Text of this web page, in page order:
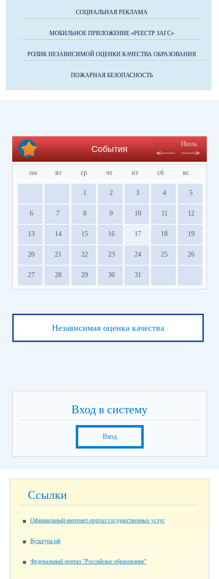
СОЦИАЛЬНАЯ РЕКЛАМА
МОБИЛЬНОЕ ПРИЛОЖЕНИЕ «РЕЕСТР ЗАГС»
РОЛИК НЕЗАВИСИМОЙ ОЦЕНКИ КАЧЕСТВА ОБРАЗОВАНИЯ
ПОЖАРНАЯ БЕЗОПАСНОСТЬ
События
Июль
пн вт ср чт пт сб вс
1 2 3 4 5
6 7 8 9 10 11 12
13 14 15 16 17 18 19
20 21 22 23 24 25 26
27 28 29 30 31
Независимая оценка качества
Вход в систему
Вход
Ссылки
Официальный интернет-портал государственных услуг
Культура.рф
Федеральный портал "Российское образование"